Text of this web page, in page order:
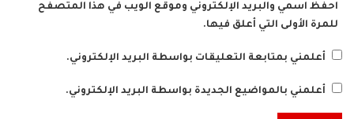
احفظ اسمي والبريد الإلكتروني وموقع الويب في هذا المتصفح
للمرة الأولى التي أعلق فيها.
أعلمني بمتابعة التعليقات بواسطة البريد الإلكتروني.
أعلمني بالمواضيع الجديدة بواسطة البريد الإلكتروني.